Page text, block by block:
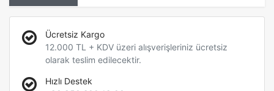
Ücretsiz Kargo
12.000 TL + KDV üzeri alışverişleriniz ücretsiz
olarak teslim edilecektir.
Hızlı Destek